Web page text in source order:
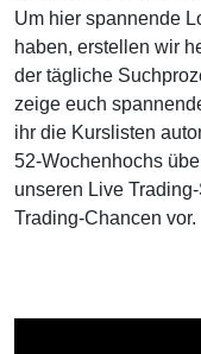
Um hier spannende
haben, erstellen wir
der tägliche
zeige euch
ihr die Kurslisten
52-Wochenhochs
unseren Live
Trading-Chancen vor.